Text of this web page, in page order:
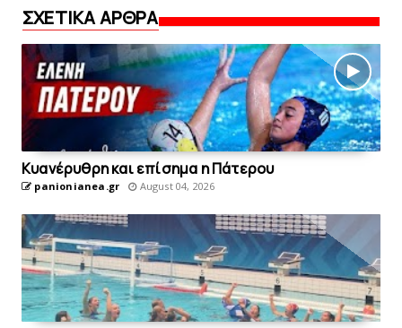
ΣΧΕΤΙΚΑ ΑΡΘΡΑ
Kυανέρυθρη και επίσημα η Πάτερου
panionianea.gr August 04, 2026